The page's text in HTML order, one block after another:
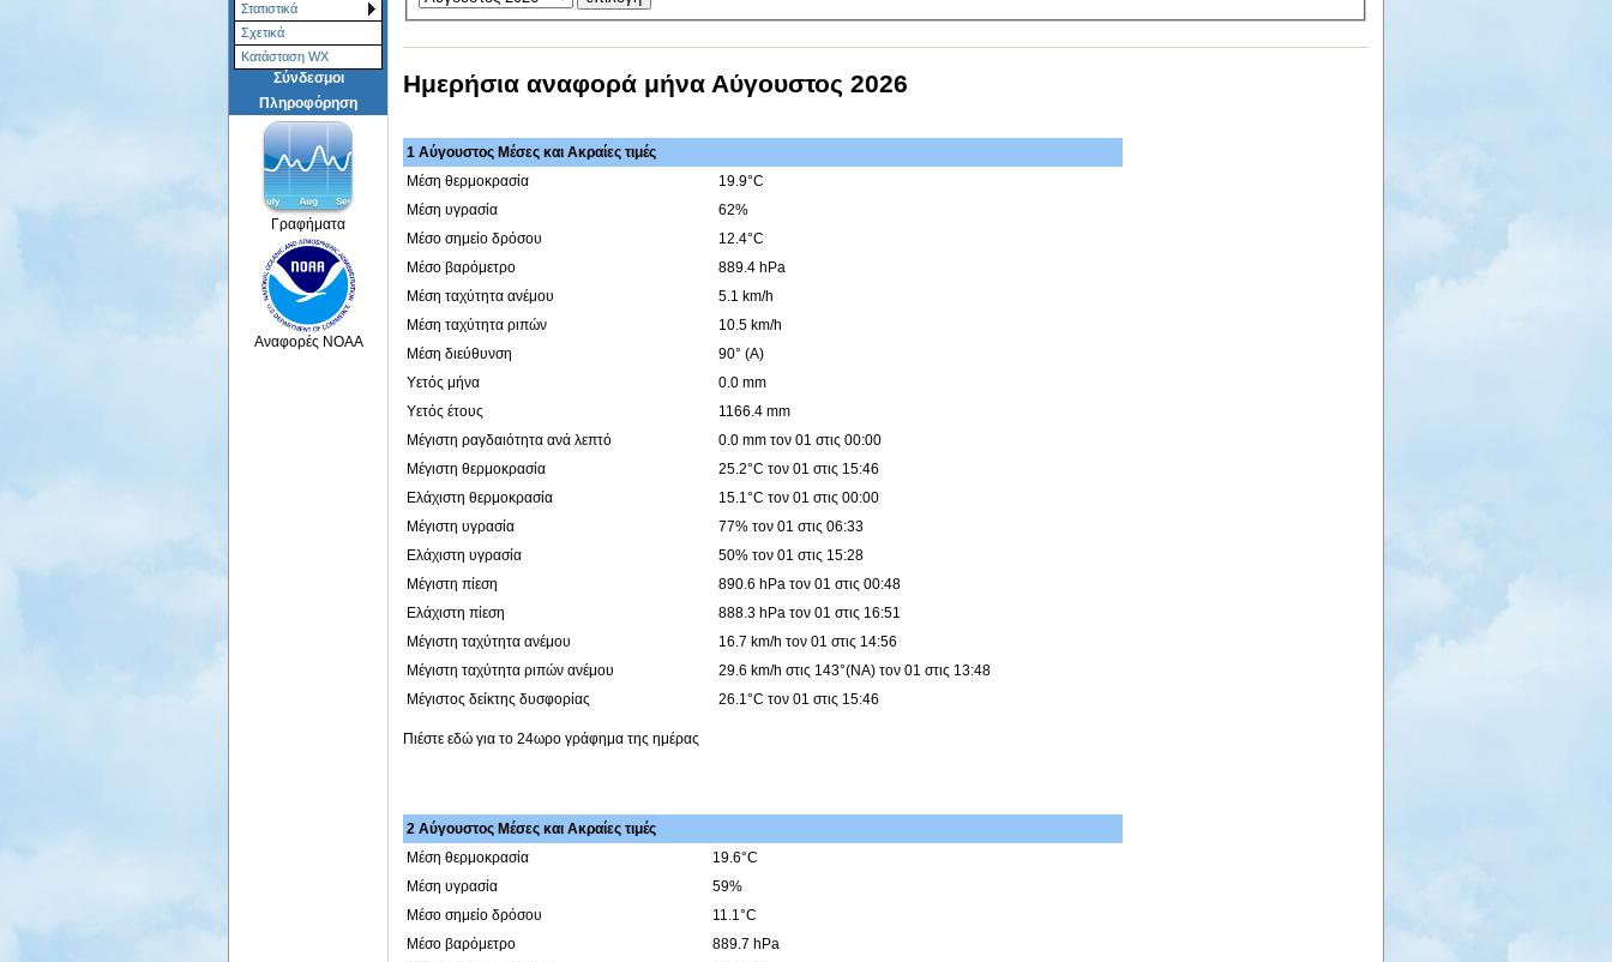
Στατιστικά
Σχετικά
Κατάσταση WX
Σύνδεσμοι
Πληροφόρηση
Γραφήματα
Αναφορές NOAA
Ημερήσια αναφορά μήνα Αύγουστος 2026
1 Αύγουστος Μέσες και Ακραίες τιμές
Μέση θερμοκρασία
19.9°C
Μέση υγρασία
62%
Μέσο σημείο δρόσου
12.4°C
Μέσο βαρόμετρο
889.4 hPa
Μέση ταχύτητα ανέμου
5.1 km/h
Μέση ταχύτητα ριπών
10.5 km/h
Μέση διεύθυνση
90° (Α)
Υετός μήνα
0.0 mm
Υετός έτους
1166.4 mm
Μέγιστη ραγδαιότητα ανά λεπτό
0.0 mm τον 01 στις 00:00
Μέγιστη θερμοκρασία
25.2°C τον 01 στις 15:46
Ελάχιστη θερμοκρασία
15.1°C τον 01 στις 00:00
Μέγιστη υγρασία
77% τον 01 στις 06:33
Ελάχιστη υγρασία
50% τον 01 στις 15:28
Μέγιστη πίεση
890.6 hPa τον 01 στις 00:48
Ελάχιστη πίεση
888.3 hPa τον 01 στις 16:51
Μέγιστη ταχύτητα ανέμου
16.7 km/h τον 01 στις 14:56
Μέγιστη ταχύτητα ριπών ανέμου
29.6 km/h στις 143°(ΝΑ) τον 01 στις 13:48
Μέγιστος δείκτης δυσφορίας
26.1°C τον 01 στις 15:46
Πιέστε εδώ για το 24ωρο γράφημα της ημέρας
2 Αύγουστος Μέσες και Ακραίες τιμές
Μέση θερμοκρασία
19.6°C
Μέση υγρασία
59%
Μέσο σημείο δρόσου
11.1°C
Μέσο βαρόμετρο
889.7 hPa